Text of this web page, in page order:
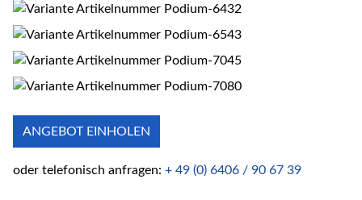
ANGEBOT EINHOLEN
oder telefonisch anfragen: + 49 (0) 6406 / 90 67 39